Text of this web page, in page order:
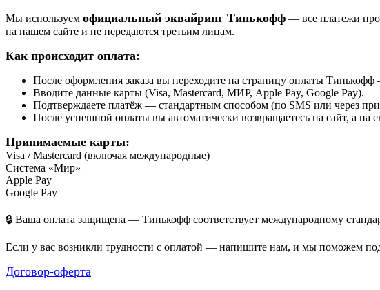
Мы используем официальный эквайринг Тинькофф — все платежи
на нашем сайте и не передаются третьим лицам.
Как происходит оплата:
После оформления заказа вы переходите на страницу оплаты
Вводите данные карты (Visa, Mastercard, МИР, Apple Pay, Google Pay).
Подтверждаете платёж — стандартным способом (по SMS или через
После успешной оплаты вы автоматически возвращаетесь на сайт, а на
Принимаемые карты:
Visa / Mastercard (включая международные)
Система «Мир»
Apple Pay
Google Pay
🔒 Ваша оплата защищена — Тинькофф соответствует международному
Если у вас возникли трудности с оплатой — напишите нам, и мы поможем
Договор-оферта